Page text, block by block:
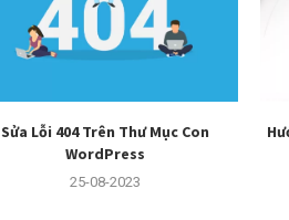
Sửa Lỗi 404 Trên Thư Mục Con
WordPress
25-08-2023